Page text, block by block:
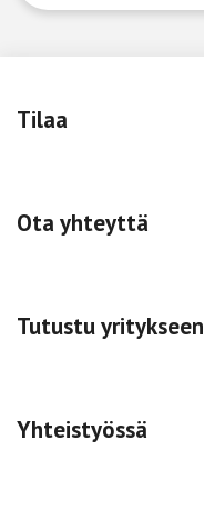
Tilaa
Ota yhteyttä
Tutustu yritykseen
Yhteistyössä